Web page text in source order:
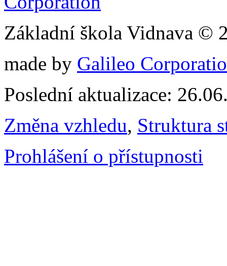
Základní škola Vidnava ©
made by Galileo
Poslední aktualizace:
Změna vzhledu, Struktura
Prohlášení o přístupnosti